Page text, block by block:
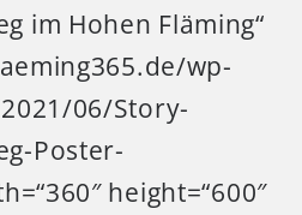
im Hohen Fläming“
wp-
06/Story-
Poster-
height=“600″